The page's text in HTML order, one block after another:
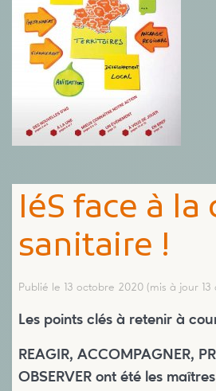
IéS face à la
sanitaire !
Publié le 13 octobre 2020 (mis à jour
Les points clés à retenir à
REAGIR, ACCOMPAGNER,
OBSERVER ont été les